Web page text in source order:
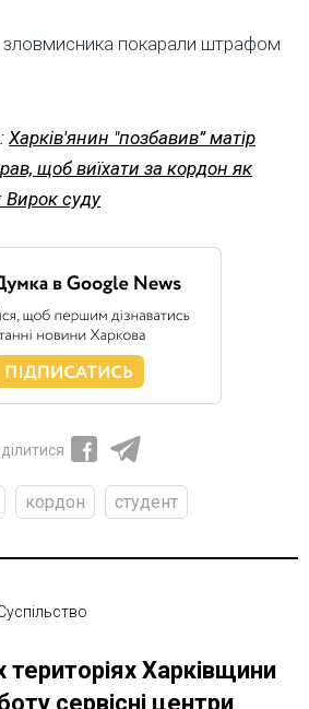
зловмисника покарали штрафом
Харків'янин "позбавив” матір
щоб виїхати за кордон як
Вирок суду
кордон студент
територіях Харківщини
сервісні центри